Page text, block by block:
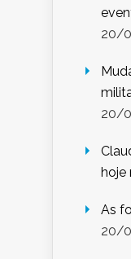
20/
20/
hoje
As
20/